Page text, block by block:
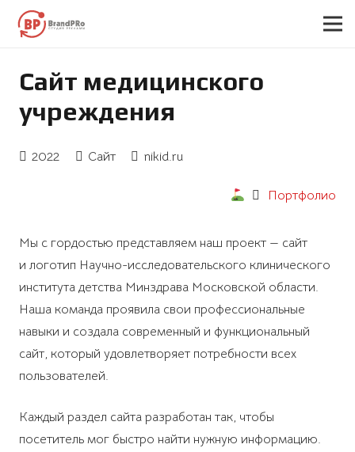
Сайт медицинского
учреждения
2022 Сайт nikid.ru
Портфолио
Мы с гордостью представляем наш проект — сайт
и логотип Научно-исследовательского клинического
института детства Минздрава Московской области.
Наша команда проявила свои профессиональные
навыки и создала современный и функциональный
сайт, который удовлетворяет потребности всех
пользователей.
Каждый раздел сайта разработан так, чтобы
посетитель мог быстро найти нужную информацию.